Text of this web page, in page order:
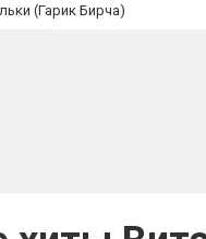
(Гарик Бирча)